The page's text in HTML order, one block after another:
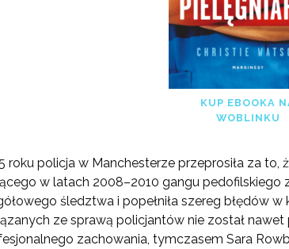
KUP EBOOKA
WOBLINKU
roku policja w Manchesterze przeprosiła za to,
w latach 2008–2010 gangu pedofilskiego
śledztwa i popełniła szereg błędów
ze sprawą policjantów nie został nawet
zachowania, tymczasem Sara